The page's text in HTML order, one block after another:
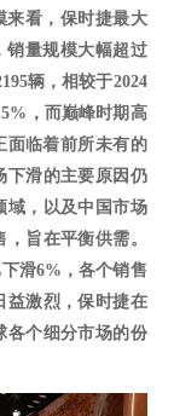
来看，保时捷最大
销量规模大幅超过
辆，相较于2024
，而巅峰时期高
面临着前所未有的
下滑的主要原因仍
域，以及中国市场
旨在平衡供需。
滑6%，各个销售
益激烈，保时捷在
各个细分市场的份